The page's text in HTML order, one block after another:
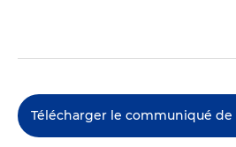
Télécharger le communiqué de